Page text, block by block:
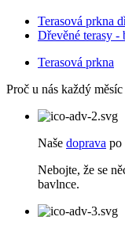
Terasová prkna
Dřevěné terasy -
Terasová prkna
Proč u nás každý
Naše doprava po
Nebojte, že se
bavlnce.